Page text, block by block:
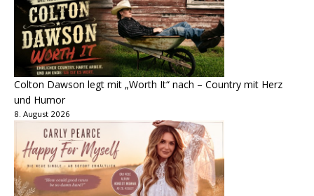
Colton Dawson legt mit „Worth It“ nach – Country mit Herz
und Humor
8. August 2026